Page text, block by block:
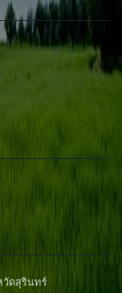
วัดสุรินทร์